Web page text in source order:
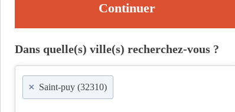
Continuer
Dans quelle(s) ville(s) recherchez-vous ?
× Saint-puy (32310)